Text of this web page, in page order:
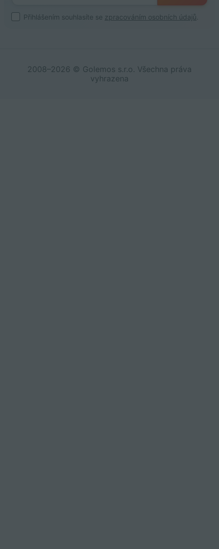
Přihlášením souhlasíte se zpracováním osobních údajů
2008–2026 © Golemos s.r.o. Všechna práva
vyhrazena